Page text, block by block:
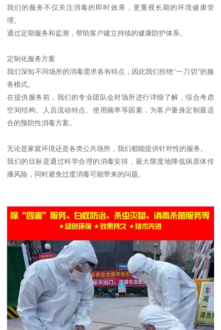
我们的服务不仅关注消毒的即时效果，更重视长期的环境健康管
理。
通过定期服务和监测，帮助客户建立持续的健康防护体系。
定制化服务方案
我们深知不同场所的消毒需求各有特点，因此我们拒绝“一刀切”的服
务模式。
在提供服务前，我们的专业团队会对场所进行详细了解，综合考虑
空间结构、人员流动特点、使用频率等因素，为客户量身定制最适
合的预防性消毒方案。
无论是家庭环境还是各类公共场所，我们都能提供针对性的服务。
我们的目标是通过科学合理的消毒安排，最大限度地降低病原体传
播风险，同时避免过度消毒可能带来的问题。